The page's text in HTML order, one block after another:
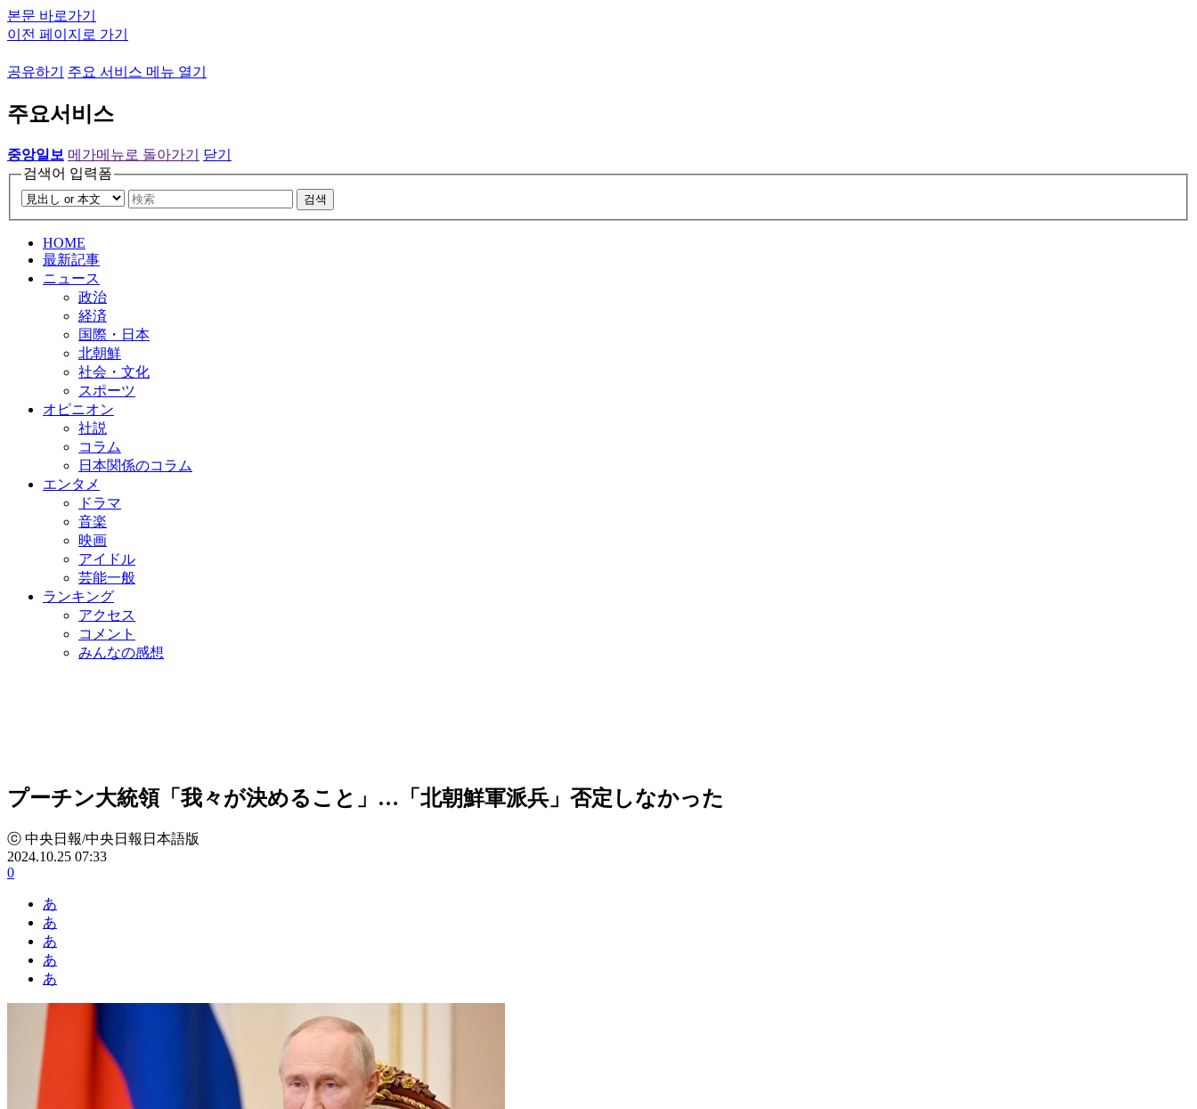
본문 바로가기
이전 페이지로 가기
공유하기 주요 서비스 메뉴 열기
주요서비스
중앙일보 메가메뉴로 돌아가기
닫기
검색어 입력폼
검색
HOME
最新記事
ニュース
政治
経済
国際・日本
北朝鮮
社会・文化
スポーツ
オピニオン
社説
コラム
日本関係のコラム
エンタメ
ドラマ
音楽
映画
アイドル
芸能一般
ランキング
アクセス
コメント
みんなの感想
プーチン大統領「我々が決めること」…「北朝鮮軍派兵」否定しなかった
ⓒ 中央日報/中央日報日本語版
2024.10.25 07:33
0
あ
あ
あ
あ
あ